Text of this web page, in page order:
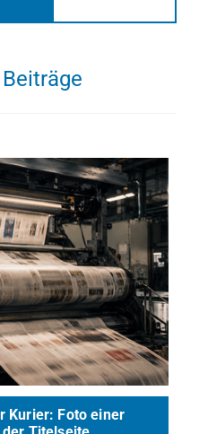
Kurier: Foto einer